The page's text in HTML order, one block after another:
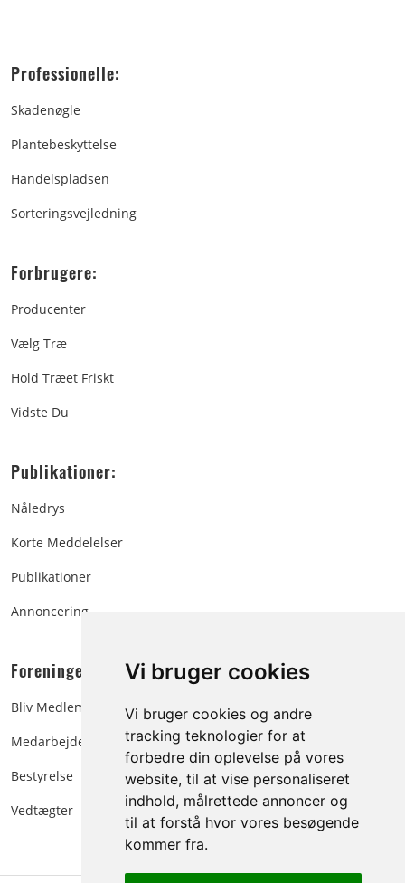
Vi bruger cookies
Vi bruger cookies og andre
tracking teknologier for at
forbedre din oplevelse på vores
website, til at vise personaliseret
indhold, målrettede annoncer og
til at forstå hvor vores besøgende
kommer fra.
Professionelle:
Skadenøgle
Plantebeskyttelse
Handelspladsen
Sorteringsvejledning
Forbrugere:
Producenter
Vælg Træ
Hold Træet Friskt
Vidste Du
Publikationer:
Nåledrys
Korte Meddelelser
Publikationer
Annoncering
Foreningen:
Bliv Medlem
Medarbejdere
Bestyrelse
Vedtægter